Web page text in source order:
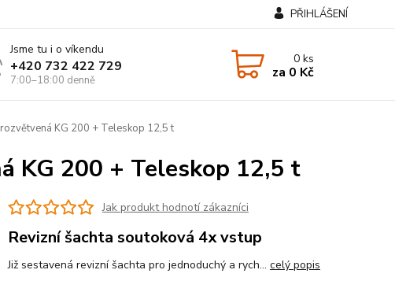
PŘIHLÁŠENÍ
Jsme tu i o víkendu
+420 732 422 729
7:00–18:00 denně
0ks
za 0 Kč
KG 200 + Teleskop 12,5 t
KG 200 + Teleskop 12,5 t
Jak produkt hodnotí zákazníci
Revizní šachta soutoková 4x vstup
Již sestavená revizní šachta pro jednoduchý a rych... celý popis